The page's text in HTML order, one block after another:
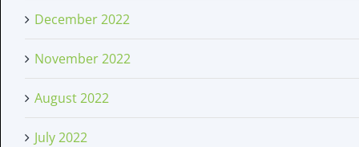
December 2022
November 2022
August 2022
July 2022